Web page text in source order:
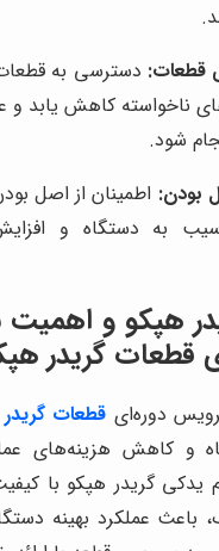
قطعات: دسترسی به
ناخواسته کاهش یابد و
شود.
بودن: اطمینان از اصل
به دستگاه و
هپكو و اهمیت
قطعات گريدر
دوره‌ای قطعات گريدر
و کاهش هزینه‌های
يدكى گريدر هپكو با
عملکرد بهینه